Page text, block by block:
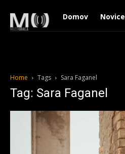
Domov Novice
Home Tags Sara Faganel
Tag: Sara Faganel